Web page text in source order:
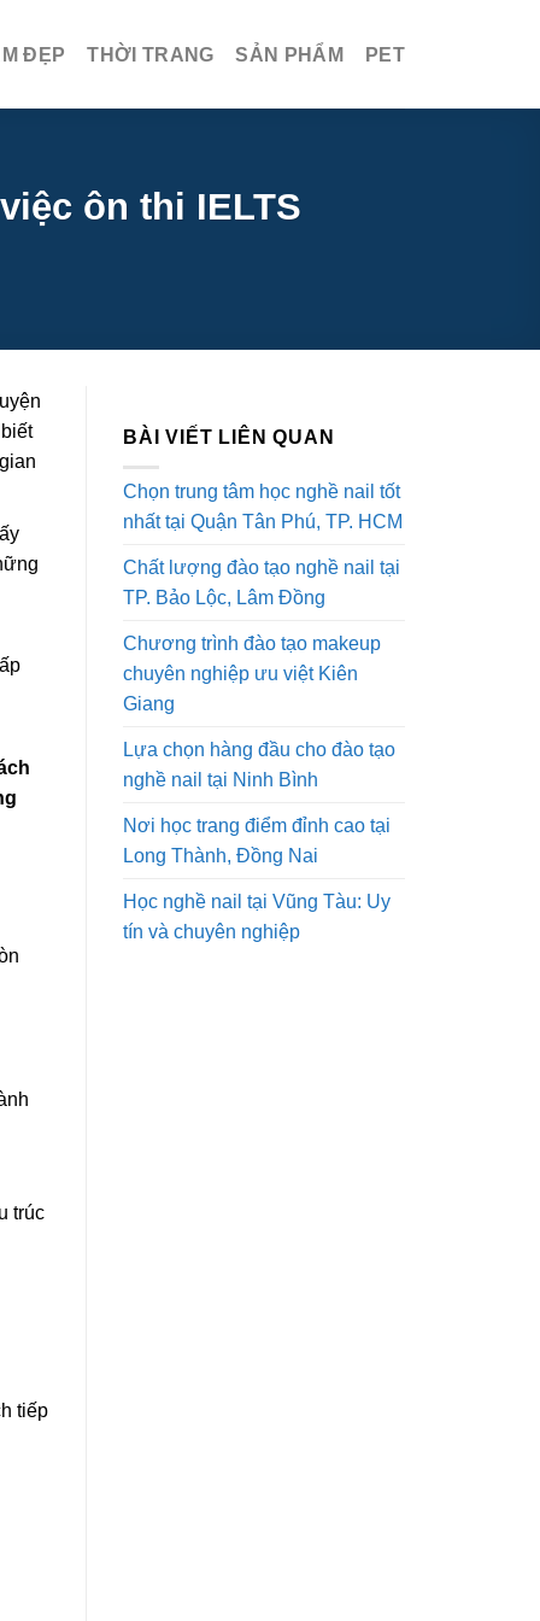
ĐẸP THỜI TRANG SẢN PHẨM PET
ôn thi IELTS
trúc
tiếp
BÀI VIẾT LIÊN QUAN
Chọn trung tâm học nghề nail tốt
nhất tại Quận Tân Phú, TP. HCM
Chất lượng đào tạo nghề nail tại
TP. Bảo Lộc, Lâm Đồng
Chương trình đào tạo makeup
chuyên nghiệp ưu việt Kiên
Giang
Lựa chọn hàng đầu cho đào tạo
nghề nail tại Ninh Bình
Nơi học trang điểm đỉnh cao tại
Long Thành, Đồng Nai
Học nghề nail tại Vũng Tàu: Uy
tín và chuyên nghiệp